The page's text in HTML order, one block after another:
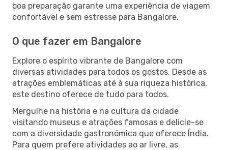
boa preparação garante uma experiência de viagem
confortável e sem estresse para Bangalore.
O que fazer em Bangalore
Explore o espírito vibrante de Bangalore com
diversas atividades para todos os gostos. Desde as
atrações emblemáticas até à sua riqueza histórica,
este destino oferece de tudo para todos.
Mergulhe na história e na cultura da cidade
visitando museus e atrações famosas e delicie-se
com a diversidade gastronómica que oferece Índia.
Para quem prefere atividades ao ar livre, as